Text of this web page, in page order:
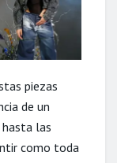
piezas
de un
hasta las
como toda